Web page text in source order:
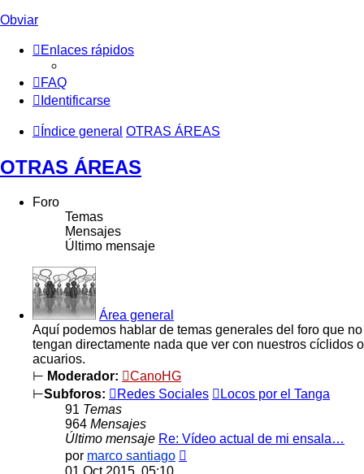
Obviar
Enlaces rápidos
FAQ
Identificarse
Índice general OTRAS ÁREAS
OTRAS ÁREAS
Foro
Temas
Mensajes
Último mensaje
Área general
Aquí podemos hablar de temas generales del foro que no
tengan directamente nada que ver con nuestros cíclidos o
acuarios.
⊢ Moderador:
CanoHG
⊢Subforos: Redes Sociales
Locos por el Tanga
91 Temas
964 Mensajes
Último mensaje Re: Vídeo actual de mi ensala…
por marco santiago
01 Oct 2015, 05:10